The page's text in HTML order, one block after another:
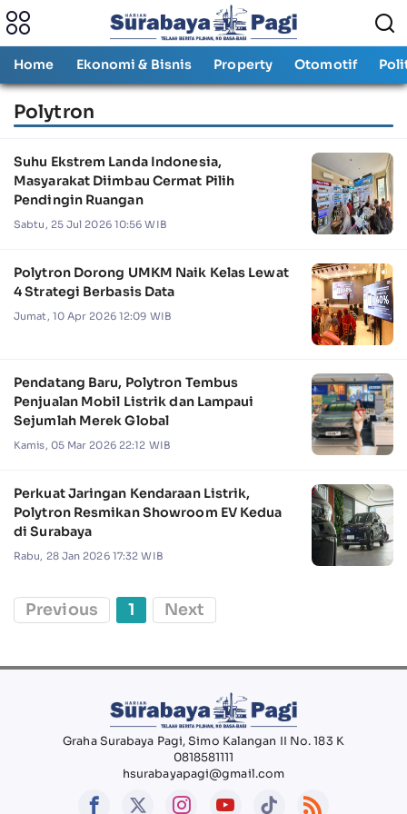
Home Ekonomi & Bisnis Property Otomotif
Polytron
Suhu Ekstrem Landa Indonesia,
Masyarakat Diimbau Cermat Pilih
Pendingin Ruangan
Sabtu, 25 Jul 2026 10:56 WIB
Polytron Dorong UMKM Naik Kelas Lewat
4 Strategi Berbasis Data
Jumat, 10 Apr 2026 12:09 WIB
Pendatang Baru, Polytron Tembus
Penjualan Mobil Listrik dan Lampaui
Sejumlah Merek Global
Kamis, 05 Mar 2026 22:12 WIB
Perkuat Jaringan Kendaraan Listrik,
Polytron Resmikan Showroom EV Kedua
di Surabaya
Rabu, 28 Jan 2026 17:32 WIB
Previous 1 Next
Graha Surabaya Pagi, Simo Kalangan II No. 183 K
0818581111
hsurabayapagi@gmail.com